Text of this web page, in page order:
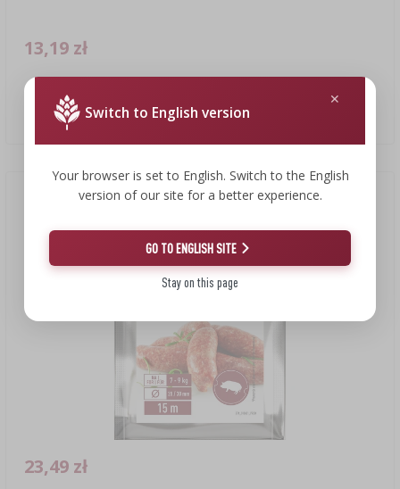
Korek naturalny, walcowy d.22x38 20szt.-aglomerat
13,19 zł
0,66 PLN/szt.
23,49 zł
Switch to English version
Your browser is set to English. Switch to the English
version of our site for a better experience.
GO TO ENGLISH SITE
Stay on this page